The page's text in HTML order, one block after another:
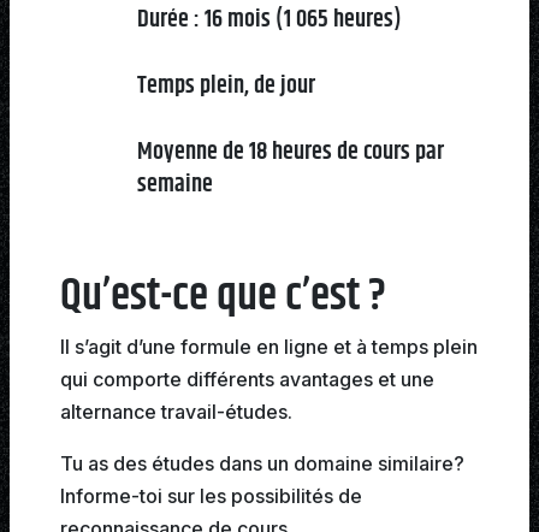
Durée : 16 mois (1 065 heures)
Temps plein, de jour
Moyenne de 18 heures de cours par
semaine
Qu’est-ce que c’est ?
Il s’agit d’une formule en ligne et à temps plein
qui comporte différents avantages et une
alternance travail-études.
Tu as des études dans un domaine similaire?
Informe-toi sur les possibilités de